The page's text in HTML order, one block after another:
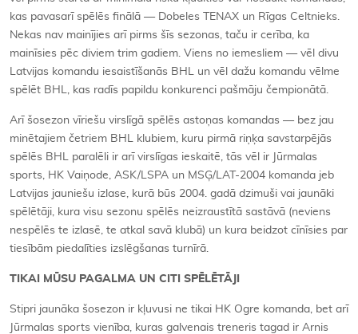
kas pavasarī spēlēs finālā — Dobeles TENAX un Rīgas Celtnieks.
Nekas nav mainījies arī pirms šīs sezonas, taču ir cerība, ka
mainīsies pēc diviem trim gadiem. Viens no iemesliem — vēl divu
Latvijas komandu iesaistīšanās BHL un vēl dažu komandu vēlme
spēlēt BHL, kas radīs papildu konkurenci pašmāju čempionātā.
Arī šosezon vīriešu virslīgā spēlēs astoņas komandas — bez jau
minētajiem četriem BHL klubiem, kuru pirmā riņķa savstarpējās
spēlēs BHL paralēli ir arī virslīgas ieskaitē, tās vēl ir Jūrmalas
sports, HK Vaiņode, ASK/LSPA un MSĢ/LAT-2004 komanda jeb
Latvijas jauniešu izlase, kurā būs 2004. gadā dzimuši vai jaunāki
spēlētāji, kura visu sezonu spēlēs neizraustītā sastāvā (neviens
nespēlēs te izlasē, te atkal savā klubā) un kura beidzot cīnīsies par
tiesībām piedalīties izslēgšanas turnīrā.
TIKAI MŪSU PAGALMA UN CITI SPĒLĒTĀJI
Stipri jaunāka šosezon ir kļuvusi ne tikai HK Ogre komanda, bet arī
Jūrmalas sports vienība, kuras galvenais treneris tagad ir Arnis